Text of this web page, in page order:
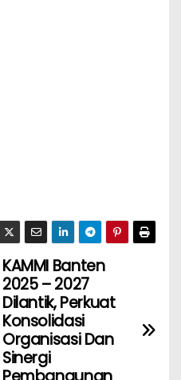
KAMMI Banten
2025 – 2027
Dilantik, Perkuat
Konsolidasi
Organisasi Dan
Sinergi